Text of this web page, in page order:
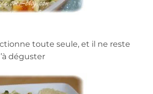
toute seule, et il ne reste
déguster